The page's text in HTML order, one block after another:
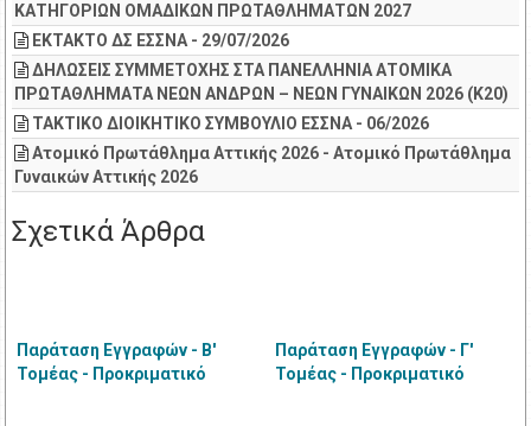
ΚΑΤΗΓΟΡΙΩΝ ΟΜΑΔΙΚΩΝ ΠΡΩΤΑΘΛΗΜΑΤΩΝ 2027
ΕΚΤΑΚΤΟ ΔΣ ΕΣΣΝΑ - 29/07/2026
ΔΗΛΩΣΕΙΣ ΣΥΜΜΕΤΟΧΗΣ ΣΤΑ ΠΑΝΕΛΛΗΝΙΑ ΑΤΟΜΙΚΑ
ΠΡΩΤΑΘΛΗΜΑΤΑ ΝΕΩΝ ΑΝΔΡΩΝ – ΝΕΩΝ ΓΥΝΑΙΚΩΝ 2026 (Κ20)
ΤΑΚΤΙΚΟ ΔΙΟΙΚΗΤΙΚΟ ΣΥΜΒΟΥΛΙΟ ΕΣΣΝΑ - 06/2026
Ατομικό Πρωτάθλημα Αττικής 2026 - Ατομικό Πρωτάθλημα
Γυναικών Αττικής 2026
Σχετικά Άρθρα
Παράταση Εγγραφών - Β'
Τομέας - Προκριματικό
Παράταση Εγγραφών - Γ'
Τομέας - Προκριματικό